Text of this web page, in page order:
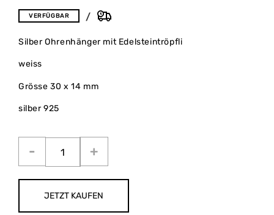
VERFÜGBAR
Silber Ohrenhänger mit Edelsteintröpfli
weiss
Grösse 30 x 14 mm
silber 925
JETZT KAUFEN